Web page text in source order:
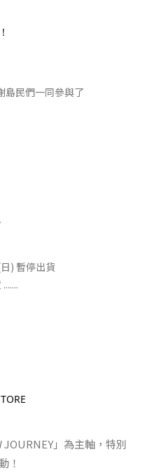
島民們一同參與了
) 暫停出貨
」為主軸， 特別
！